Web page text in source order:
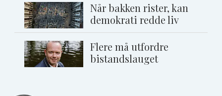
Når bakken rister, kan
demokrati redde liv
Flere må utfordre
bistandslauget